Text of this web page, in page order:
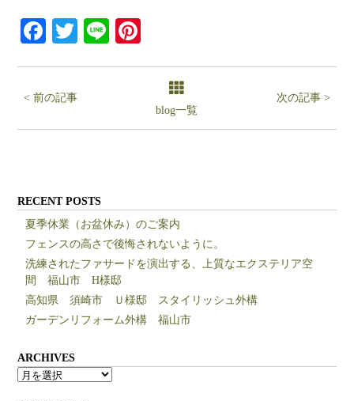
Facebook
Twitter
Line
< 前の記事
blog一覧
次の記事 >
RECENT POSTS
夏季休業（お盆休み）のご案内
フェンスの高さで後悔されないように。
洗練されたファサードを演出する、上質なエクステリア空
間 福山市 H様邸
高知県 須崎市 Ｕ様邸 スタイリッシュ外構
ガーデンリフォーム外構 福山市
ARCHIVES
ARCHIVES